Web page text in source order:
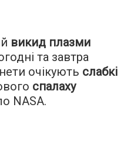
викид плазми
та завтра
очікують слабкі
спалаху
NASA.